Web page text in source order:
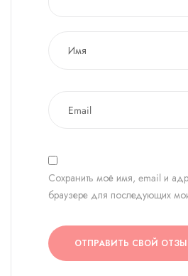
Сохранить моё имя, email и
браузере для последующих
ОТПРАВИТЬ СВОЙ